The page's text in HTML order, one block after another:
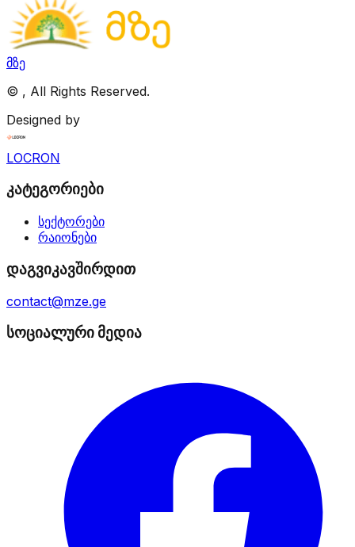
მზე
© , All Rights Reserved.
Designed by
LOCRON
კატეგორიები
სექტორები
რაიონები
დაგვიკავშირდით
contact@mze.ge
სოციალური მედია